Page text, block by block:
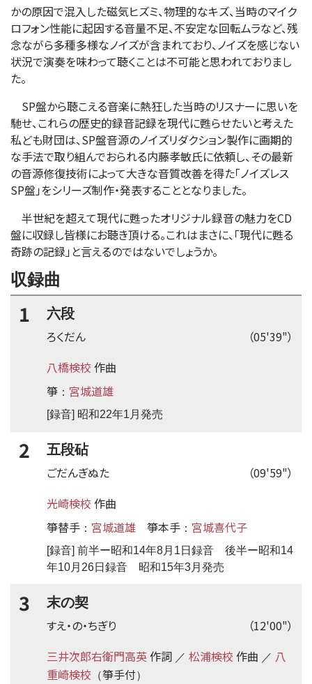
かの原因で混入した磁気ヒズミ、物理的なキズ、当時のマイク
ロフォン性能に起因する音量不足、不安定な回転ムラなど、残
念ながら多種多様なノイズが含まれており、ノイズを感じない
状況で演奏を味わって聴くことは不可能と思われておりまし
た。
SP盤から聴こえる音楽に熱狂した当時のリスナーに思いを
馳せ、これらの歴史的録音記録を現代に甦らせたいと考えた
私ども財団は、SP盤音源のノイズリダクション製作に画期的
な手法で取り組んでおられる内藤孝敏氏に依頼し、その最新
の音源修復技術によって大きな音質改善を得た「ノイズレス
SP盤」をシリーズ制作・発表することとなりました。
半世紀を超えて現代に甦ったオリジナル録音の魅力をCD
盤に収録し皆様にお聴き頂ける。これはまさに、「現代に甦る
奇跡の記録」と言えるのではないでしょうか。
収録曲
1 六段
（05'39"）
ろくだん
八橋検校 作曲
箏 ： 宮城道雄
[録音] 昭和22年1月発売
2 五段砧
（09'59"）
ごだんぎぬた
光崎検校 作曲
箏替手 ： 宮城道雄 箏本手 ： 宮城喜代子
[録音] 前半ー昭和14年8月1日録音 後半ー昭和14
年10月26日録音 昭和15年3月発売
3 末の契
（12'00"）
すえ・の・ちぎり
三井次郎右衛門高英作詞 ／ 松浦検校 作曲 ／ 八
重崎検校 （箏手付）